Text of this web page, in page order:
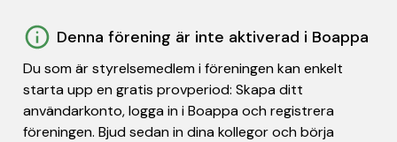
Denna förening är inte aktiverad i Boappa
Du som är styrelsemedlem i föreningen kan enkelt
starta upp en gratis provperiod: Skapa ditt
användarkonto, logga in i Boappa och registrera
föreningen. Bjud sedan in dina kollegor och börja